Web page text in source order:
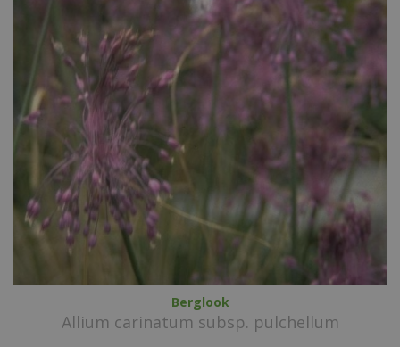
Berglook
Allium carinatum subsp. pulchellum